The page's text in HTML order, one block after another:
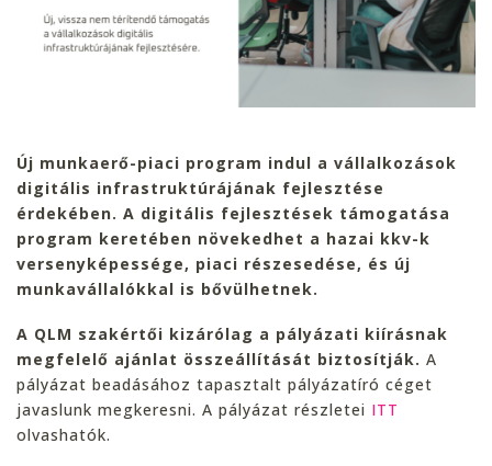
Új munkaerő-piaci program indul a vállalkozások
digitális infrastruktúrájának fejlesztése
érdekében. A digitális fejlesztések támogatása
program keretében növekedhet a hazai kkv-k
versenyképessége, piaci részesedése, és új
munkavállalókkal is bővülhetnek.
A QLM szakértői kizárólag a pályázati kiírásnak
megfelelő ajánlat összeállítását biztosítják. A
pályázat beadásához tapasztalt pályázatíró céget
javaslunk megkeresni. A pályázat részletei ITT
olvashatók.